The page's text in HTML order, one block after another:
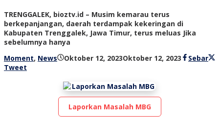
TRENGGALEK, bioztv.id – Musim kemarau terus
berkepanjangan, daerah terdampak kekeringan di
Kabupaten Trenggalek, Jawa Timur, terus meluas Jika
sebelumnya hanya
Moment, News Oktober 12, 2023Oktober 12, 2023 olehSebar
Tweet
Laporkan Masalah MBG